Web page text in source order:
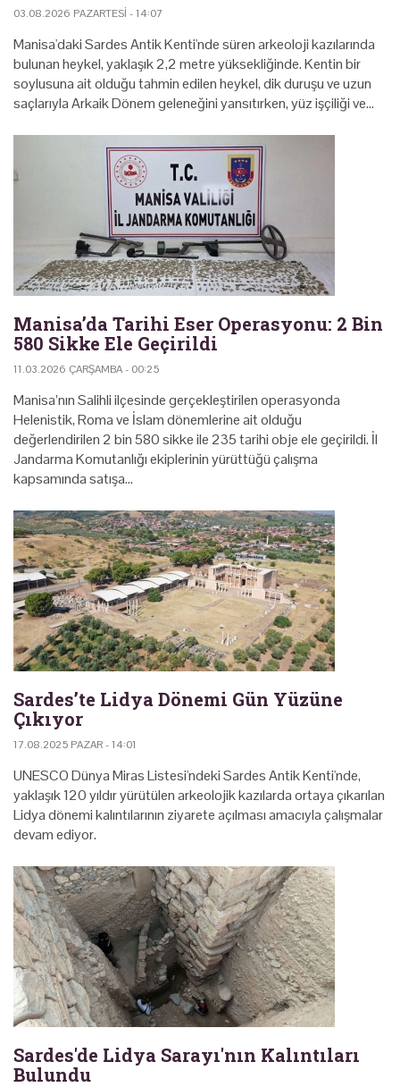
03.08.2026 PAZARTESI - 14:07
Manisa'daki Sardes Antik Kenti'nde süren arkeoloji kazılarında
bulunan heykel, yaklaşık 2,2 metre yüksekliğinde. Kentin bir
soylusuna ait olduğu tahmin edilen heykel, dik duruşu ve uzun
saçlarıyla Arkaik Dönem geleneğini yansıtırken, yüz işçiliği ve…
Manisa’da Tarihi Eser Operasyonu: 2 Bin
580 Sikke Ele Geçirildi
11.03.2026 ÇARŞAMBA - 00:25
Manisa’nın Salihli ilçesinde gerçekleştirilen operasyonda
Helenistik, Roma ve İslam dönemlerine ait olduğu
değerlendirilen 2 bin 580 sikke ile 235 tarihi obje ele geçirildi. İl
Jandarma Komutanlığı ekiplerinin yürüttüğü çalışma
kapsamında satışa…
Sardes’te Lidya Dönemi Gün Yüzüne
Çıkıyor
17.08.2025 PAZAR - 14:01
UNESCO Dünya Miras Listesi'ndeki Sardes Antik Kenti'nde,
yaklaşık 120 yıldır yürütülen arkeolojik kazılarda ortaya çıkarılan
Lidya dönemi kalıntılarının ziyarete açılması amacıyla çalışmalar
devam ediyor.
Sardes'de Lidya Sarayı'nın Kalıntıları
Bulundu